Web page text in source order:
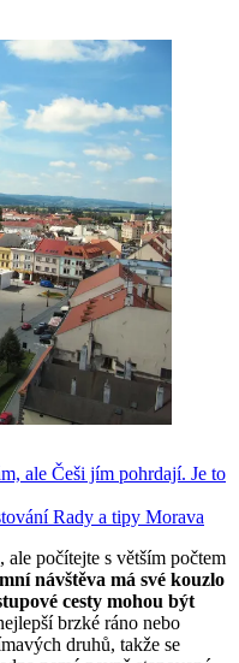
ale Češi jím pohrdají. Je to
Rady a tipy Morava
počítejte s větším počtem
návštěva má své kouzlo
cesty mohou být
brzké ráno nebo
druhů, takže se